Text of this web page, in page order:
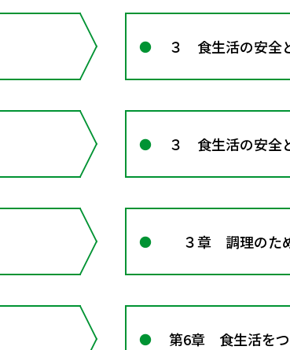
３ 食生活の安全
３ 食生活の安全
３章 調理のた
第6章 食生活を